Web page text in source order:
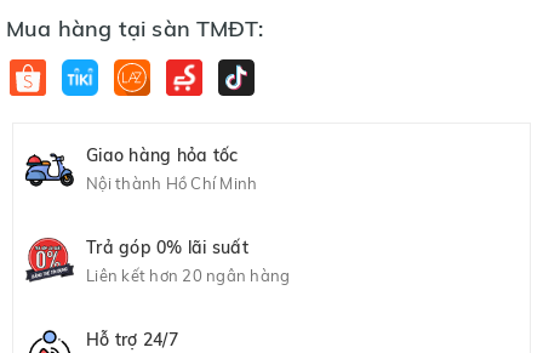
Mua hàng tại sàn TMĐT:
Giao hàng hỏa tốc
Nội thành Hồ Chí Minh
Trả góp 0% lãi suất
Liên kết hơn 20 ngân hàng
Hỗ trợ 24/7